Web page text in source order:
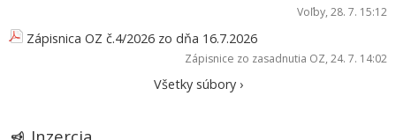
Voľby, 28. 7. 15:12
Zápisnica OZ č.4/2026 zo dňa 16.7.2026
Zápisnice zo zasadnutia OZ, 24. 7. 14:02
Všetky súbory ›